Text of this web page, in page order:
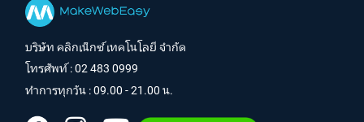
บริษัท คลิกเน็กซ์ เทคโนโลยี จำกัด
โทรศัพท์ :02 483 0999
ทำการทุกวัน : 09.00 - 21.00 น.